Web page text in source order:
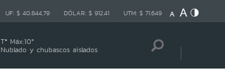
UF: $ 40.844,79 DÓLAR: $ 912,41 UTM: $ 71.649
Tª Máx:10º
Nublado y chubascos aislados